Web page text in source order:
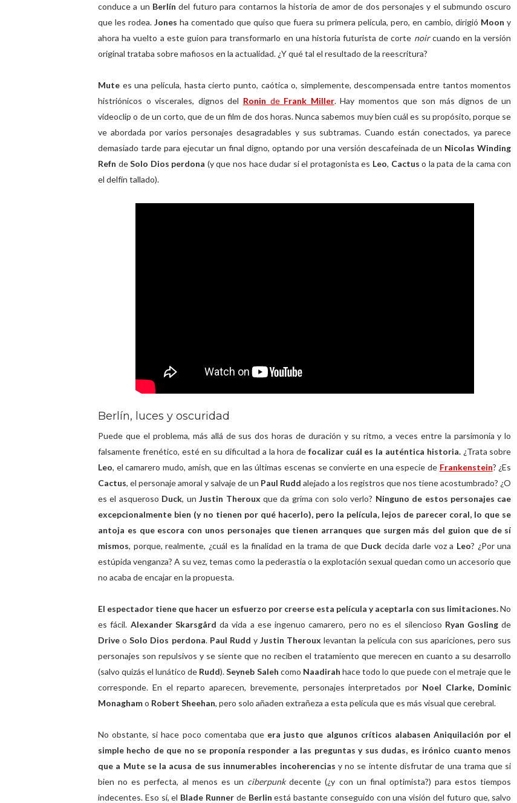
conduce a un Berlíndel futuro para contarnos la historia de amor de dos personajes y el submundo oscuro
que les rodea.Jonesha comentado que quiso que fuera su primera película, pero, en cambio, dirigió Moony
ahora ha vuelto a este guion para transformarlo en una historia futurista de corte noircuando en la versión
original trataba sobre mafiosos en la actualidad. ¿Y qué tal el resultado de la reescritura?
Mute es una película, hasta cierto punto, caótica o, simplemente, descompensada entre tantos momentos
histriónicos o viscerales, dignos del Ronin de Frank Miller. Hay momentos que son más dignos de un
videoclip o de un corto, que de un film de dos horas. Nunca sabemos muy bien cuál es su propósito, porque se
ve abordada por varios personajes desagradables y sus subtramas. Cuando están conectados, ya parece
demasiado tarde para ejecutar un final digno, optando por una versión descafeinada de un Nicolas Winding
Refn deSolo Dios perdona (y que nos hace dudar si el protagonista es Leo, Cactuso la pata de la cama con
el delfín tallado).
Berlín, luces y oscuridad
Puede que el problema, más allá de sus dos horas de duración y su ritmo, a veces entre la parsimonia y lo
falsamente frenético, esté en su dificultad a la hora de focalizar cuál es la auténtica historia. ¿Trata sobre
Leo, el camarero mudo, amish, que en las últimas escenas se convierte en una especie de Frankenstein? ¿Es
Cactus, el personaje amoral y salvaje de un Paul Ruddalejado a los registros que nos tiene acostumbrado? ¿O
es el asqueroso Duck, unJustin Theroux que da grima con solo verlo? Ninguno de estos personajes cae
excepcionalmente bien (y no tienen por qué hacerlo), pero la película, lejos de parecer coral, lo que se
antoja es que escora con unos personajes que tienen arranques que surgen más del guion que de sí
mismos, porque, realmente, ¿cuál es la finalidad en la trama de que Duckdecida darle voz a Leo? ¿Por una
estúpida venganza? A su vez, temas como la pederastia o la explotación sexual quedan como un accesorio que
no acaba de encajar en la propuesta.
El espectador tiene que hacer un esfuerzo por creerse esta película y aceptarla con sus limitaciones.No
es fácil. Alexander Skarsgård da vida a ese ingenuo camarero, pero no es el silencioso Ryan Gosling de
DriveoSolo Dios perdona. Paul Rudd yJustin Theroux levantan la película con sus apariciones, pero sus
personajes son repulsivos y se siente que no reciben el tratamiento que merecen en cuanto a su desarrollo
(salvo quizás el lunático de Rudd).Seyneb Saleh como Naadirah hace todo lo que puede con el metraje que le
corresponde. En el reparto aparecen, brevemente, personajes interpretados por Noel Clarke, Dominic
Monaghamo Robert Sheehan, pero solo añaden extrañeza a esta película que es más visual que cerebral.
No obstante, si hace poco comentaba que era justo que algunos críticos alabasen Aniquilación por el
simple hecho de que no se proponía responder a las preguntas y sus dudas, es irónico cuanto menos
que a Mute se la acusa de sus innumerables incoherencias y no se intente disfrutar de una trama que si
bien no es perfecta, al menos es un ciberpunkdecente (¿y con un final optimista?) para estos tiempos
indecentes. Eso sí, el Blade Runnerde Berlinestá bastante conseguido con una visión del futuro que, salvo